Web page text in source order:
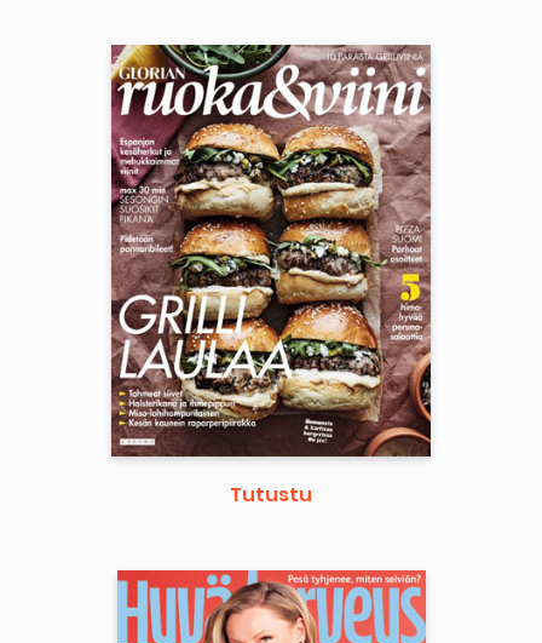
Tutustu